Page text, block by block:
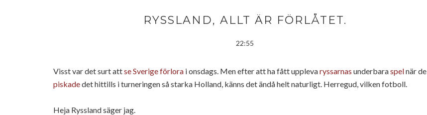
RYSSLAND, ALLT ÄR FÖRLÅTET.
22:55
Visst var det surt attse Sverige förlora i onsdags. Men efter att ha fått upplevaryssarnas underbaraspelnär de
piskadedet hittills i turneringen så starka Holland, känns det ändå helt naturligt. Herregud, vilken fotboll.
Heja Ryssland säger jag.